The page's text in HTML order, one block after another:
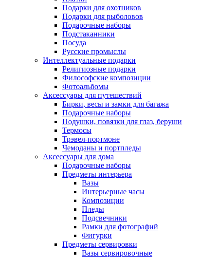
Подарки для охотников
Подарки для рыболовов
Подарочные наборы
Подстаканники
Посуда
Русские промыслы
Интеллектуальные подарки
Религиозные подарки
Философские композиции
Фотоальбомы
Аксессуары для путешествий
Бирки, весы и замки для багажа
Подарочные наборы
Подушки, повязки для глаз, беруши
Термосы
Трэвел-портмоне
Чемоданы и портпледы
Аксессуары для дома
Подарочные наборы
Предметы интерьера
Вазы
Интерьерные часы
Композиции
Пледы
Подсвечники
Рамки для фотографий
Фигурки
Предметы сервировки
Вазы сервировочные